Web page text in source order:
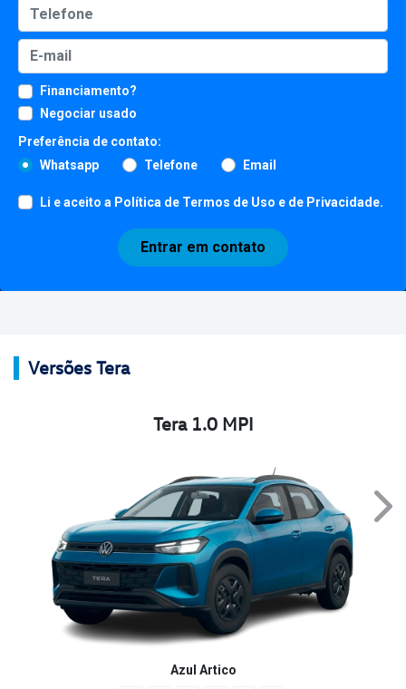
Financiamento?
Negociar usado
Preferência de contato:
Whatsapp
Telefone Email
Li e aceito a Política de Termos de Uso e de Privacidade.
Entrar em contato
Versões Tera
Tera 1.0 MPI
Azul Artico